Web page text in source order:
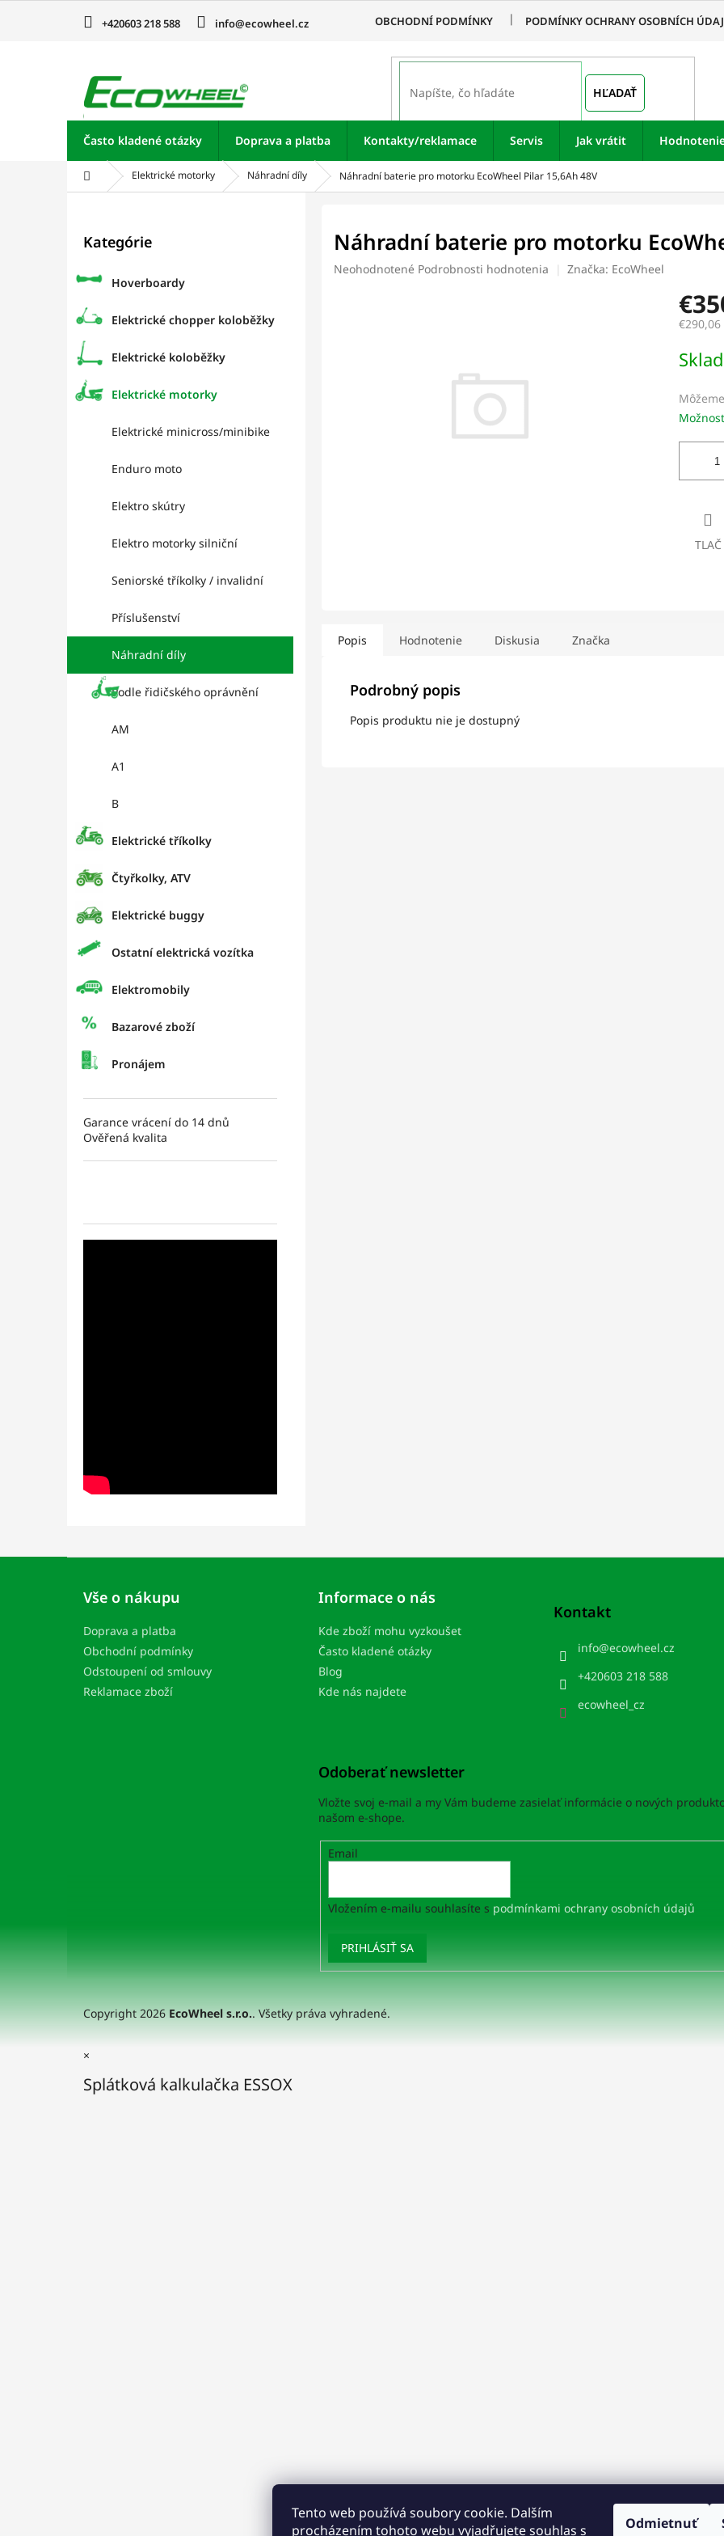
Tento web používá soubory cookie. Dalším
procházením tohoto webu vyjadřujete souhlas s
Odmietnuť
+420603 218 588 info@ecowheel.cz OBCHODNÍ PODMÍNKY PODMÍNKY OCHRANY OSOBNÍCH
HĽADAŤ
Často kladené otázky Doprava a platba Kontakty/reklamace Servis Jak vrátit
Domov Elektrické motorky Náhradní díly Náhradní baterie pro motorku EcoWheel Pilar 15,6Ah 48V
kategórie
Kategórie
Hoverboardy
Elektrické chopper koloběžky
Elektrické koloběžky
Elektrické motorky
Elektrické minicross/minibike
Enduro moto
Elektro skútry
Elektro motorky silniční
Seniorské tříkolky / invalidní
Příslušenství
Náhradní díly
Podle řidičského oprávnění
AM
A1
B
Elektrické tříkolky
Čtyřkolky, ATV
Elektrické buggy
Ostatní elektrická vozítka
Elektromobily
Bazarové zboží
Pronájem
Garance vrácení do 14 dnů
Ověřená kvalita
Náhradní baterie pro motorku
Priemerné
Neohodnotené Podrobnosti hodnotenia Značka: EcoWheel
€290,06
cena:
TLAČ
Popis Hodnotenie Diskusia Značka
Podrobný popis
Popis produktu nie je dostupný
Vše o nákupu
Doprava a platba
Obchodní podmínky
Odstoupení od smlouvy
Reklamace zboží
Informace o nás
Kde zboží mohu vyzkoušet
Často kladené otázky
Blog
Kde nás najdete
Kontakt
info@ecowheel.cz
+420603 218 588
ecowheel_cz
Odoberať newsletter
Vložte svoj e-mail a my Vám budeme zasielať informácie o nových
našom e-shope.
Email
Vložením e-mailu souhlasíte s podmínkami ochrany osobních údajů
PRIHLÁSIŤ SA
Copyright 2026 EcoWheel s.r.o.. Všetky práva vyhradené.
×
Splátková kalkulačka ESSOX